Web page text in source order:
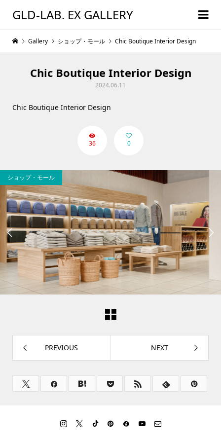
GLD-LAB. EX GALLERY
Gallery ショップ・モール Chic Boutique Interior Design
Chic Boutique Interior Design
2024.06.11
Chic Boutique Interior Design
36 0

ショップ・モール

PREVIOUS NEXT